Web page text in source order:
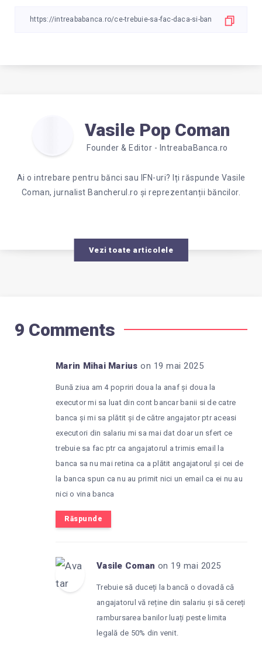
Vasile Pop Coman
Founder & Editor - IntreabaBanca.ro
Ai o intrebare pentru bănci sau IFN-uri? Iți răspunde Vasile
Coman, jurnalist Bancherul.ro și reprezentanții băncilor.
Vezi toate articolele
9 Comments
Marin Mihai Marius on 19 mai 2025
Bună ziua am 4 popriri doua la anaf și doua la
executor mi sa luat din cont bancar banii si de catre
banca și mi sa plătit și de către angajator ptr aceasi
executori din salariu mi sa mai dat doar un sfert ce
trebuie sa fac ptr ca angajatorul a trimis email la
banca sa nu mai retina ca a plătit angajatorul și cei de
la banca spun ca nu au primit nici un email ca ei nu au
nici o vina banca
Răspunde
Vasile Coman on 19 mai 2025
Trebuie să duceți la bancă o dovadă că
angajatorul vă reține din salariu și să cereți
rambursarea banilor luați peste limita
legală de 50% din venit.